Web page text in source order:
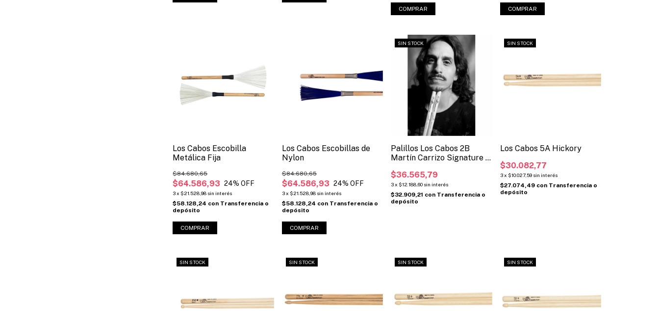
COMPRAR
Los Cabos Escobilla
Metálica Fija
$64.586,93
$84.680,65
24% OFF
3x $21.528,98 sin interés
$58.128,24 con Transferencia o
depósito
Los Cabos Escobillas de
Nylon
$64.586,93
$84.680,65
24% OFF
3x $21.528,98 sin interés
$58.128,24 con Transferencia o
depósito
SIN STOCK
Palillos Los Cabos 2B
Martín Carrizo Signature +
$36.565,79
3x $12.188,60 sin interés
$32.909,21 con Transferencia o
depósito
SIN STOCK
Los Cabos 5A Hickory
$30.082,77
3 x $10.027,59 sin interés
$27.074,49 con Transferencia o
depósito
SIN STOCK SIN STOCK SIN STOCK SIN STOCK